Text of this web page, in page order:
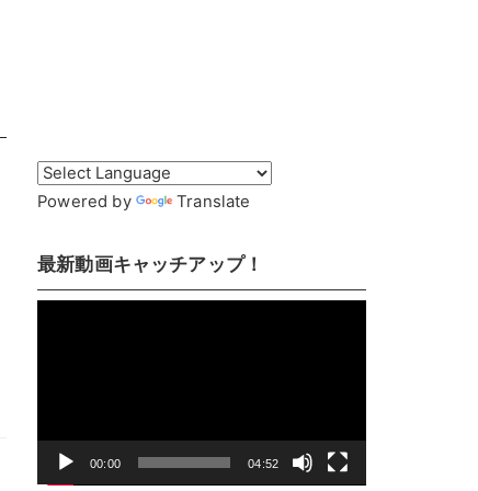
Powered by Translate
最新動画キャッチアップ！
ー
00:00 04:52